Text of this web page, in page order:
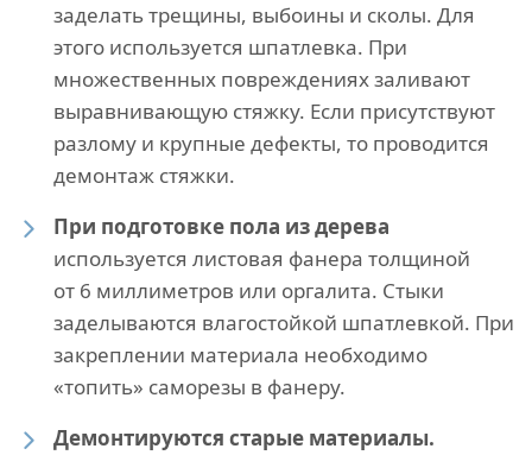
заделать трещины, выбоины и сколы. Для
этого используется шпатлевка. При
множественных повреждениях заливают
выравнивающую стяжку. Если присутствуют
разлому и крупные дефекты, то проводится
демонтаж стяжки.
При подготовке пола из дерева
используется листовая фанера толщиной
от 6 миллиметров или оргалита. Стыки
заделываются влагостойкой шпатлевкой. При
закреплении материала необходимо
«топить» саморезы в фанеру.
Демонтируются старые материалы.